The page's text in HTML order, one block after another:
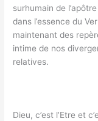
surhumain de
dans l’essence du
maintenant des
intime de nos
relatives.
Dieu, c’est l’Etre et